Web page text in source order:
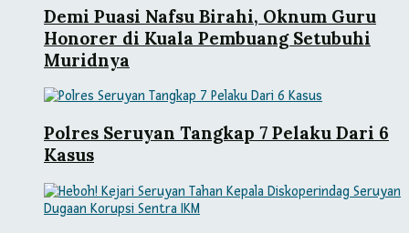
Demi Puasi Nafsu Birahi, Oknum Guru
Honorer di Kuala Pembuang Setubuhi
Muridnya
Polres Seruyan Tangkap 7 Pelaku Dari 6
Kasus